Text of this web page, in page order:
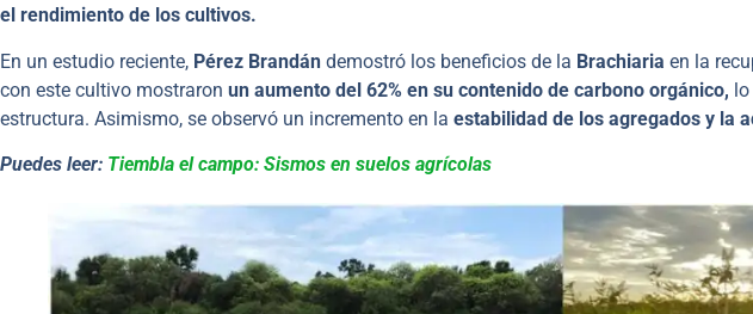
el rendimiento de los cultivos.
En un estudio reciente, Pérez Brandán demostró los beneficios de la Brachiaria en la
con este cultivo mostraron un aumento del 62% en su contenido de carbono orgánico,
estructura. Asimismo, se observó un incremento en la estabilidad de los agregados y la
Puedes leer: Tiembla el campo: Sismos en suelos agrícolas